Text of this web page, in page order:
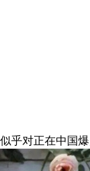
乎对正在中国爆